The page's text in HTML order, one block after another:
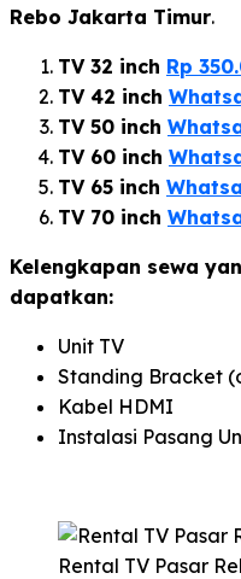
Rebo Jakarta Timur.
TV 32 inch Rp
TV 42 inch
TV 50 inch
TV 60 inch
TV 65 inch
TV 70 inch
Kelengkapan sewa
dapatkan:
Unit TV
Standing Bracket
Kabel HDMI
Instalasi Pasang
Rental TV Pasar